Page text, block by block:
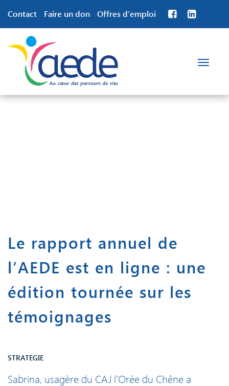
Contact Faire un don Offres d’emploi
Toggle
Le rapport annuel de
l’AEDE est en ligne : une
édition tournée sur les
témoignages
STRATEGIE
Sabrina, usagère du CAJ l’Orée du Chêne a